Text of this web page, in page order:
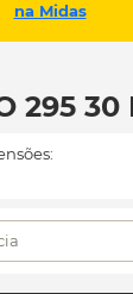
na Midas
295 30